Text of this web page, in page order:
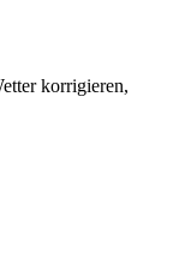
korrigieren,